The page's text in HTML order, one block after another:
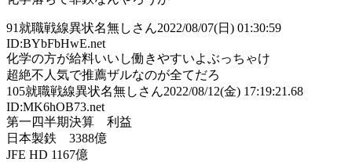
91 就職戦線異状名無しさん2022/08/07(日) 01:30:59
ID:BYbFbHwE.net
化学の方が給料いいし働きやすいよぶっちゃけ
超絶不人気で推薦ザルなのが全てだろ
105就職戦線異状名無しさん2022/08/12(金) 17:19:21.68
ID:MK6hOB73.net
第一四半期決算 利益
日本製鉄 3388億
JFE HD 1167億